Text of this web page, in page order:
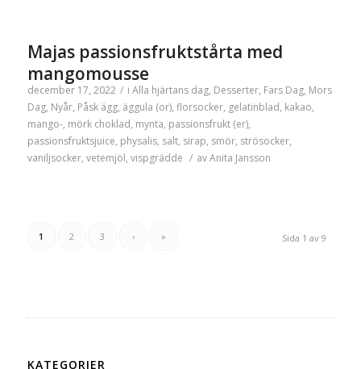
Majas passionsfruktstårta med
mangomousse
december 17, 2022 / i Alla hjärtans dag, Desserter, Fars Dag, Mors
Dag, Nyår, Påsk ägg, äggula (or), florsocker, gelatinblad, kakao,
mango-, mörk choklad, mynta, passionsfrukt (er),
passionsfruktsjuice, physalis, salt, sirap, smör, strösocker,
vaniljsocker, vetemjöl, vispgrädde / avAnita Jansson
Sida 1 av 9
1 2 3 › »
KATEGORIER